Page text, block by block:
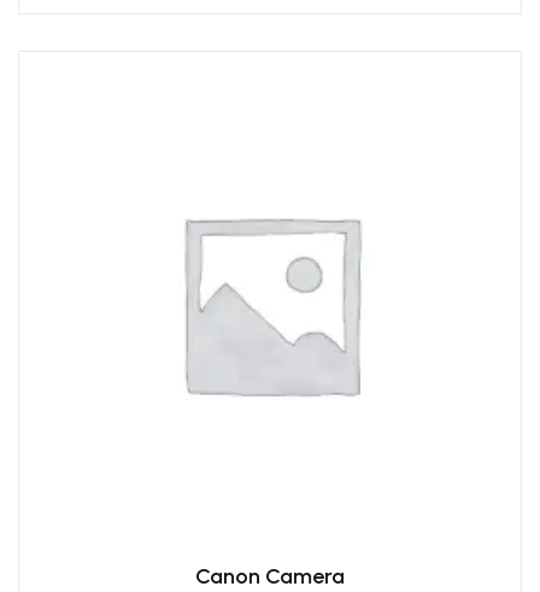
Canon Camera